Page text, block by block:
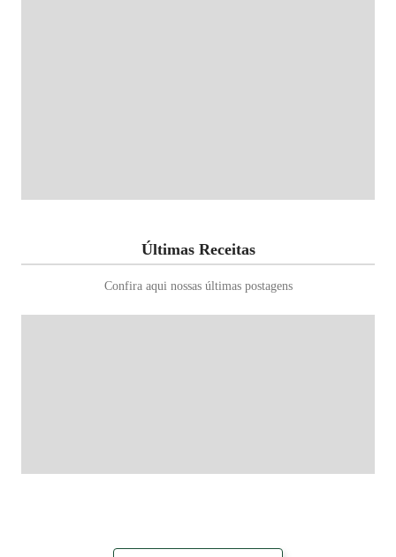
Últimas Receitas
Confira aqui nossas últimas postagens